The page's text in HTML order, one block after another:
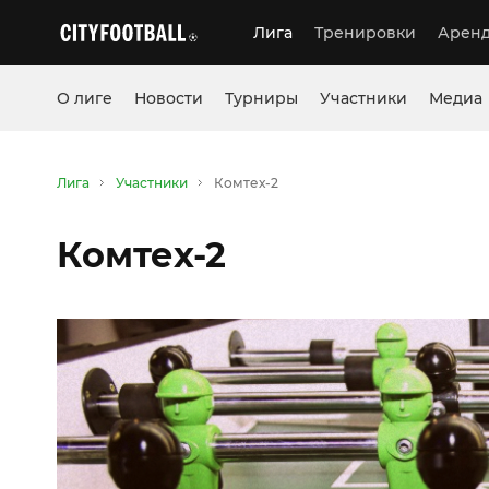
Лига Тренировки
О лиге Новости Турниры Участники Медиа
Лига Участники Комтех-2
Комтех-2